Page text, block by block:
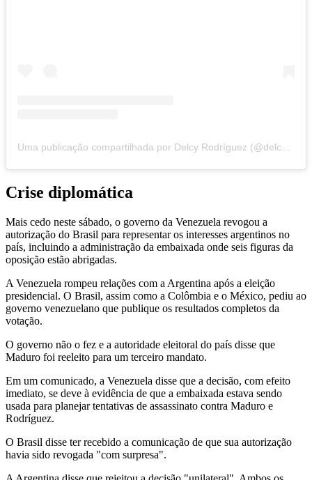
Crise diplomática
Mais cedo neste sábado, o governo da Venezuela revogou a
autorização do Brasil para representar os interesses argentinos no
país, incluindo a administração da embaixada onde seis figuras da
oposição estão abrigadas.
A Venezuela rompeu relações com a Argentina após a eleição
presidencial. O Brasil, assim como a Colômbia e o México, pediu ao
governo venezuelano que publique os resultados completos da
votação.
O governo não o fez e a autoridade eleitoral do país disse que
Maduro foi reeleito para um terceiro mandato.
Em um comunicado, a Venezuela disse que a decisão, com efeito
imediato, se deve à evidência de que a embaixada estava sendo
usada para planejar tentativas de assassinato contra Maduro e
Rodríguez.
O Brasil disse ter recebido a comunicação de que sua autorização
havia sido revogada "com surpresa".